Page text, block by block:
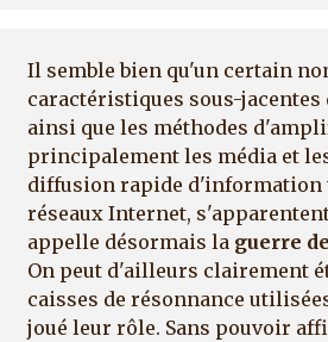
Il semble bien qu'un certain
caractéristiques sous-jacentes
ainsi que les méthodes
principalement les média et
diffusion rapide d'information
réseaux Internet,
appelle désormais la guerre
On peut d'ailleurs clairement
caisses de résonnance
joué leur rôle. Sans pouvoir